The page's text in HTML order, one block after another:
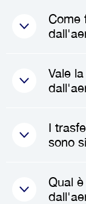
Come
nome
ti
Vale
I
sono
Sì, i
Qual